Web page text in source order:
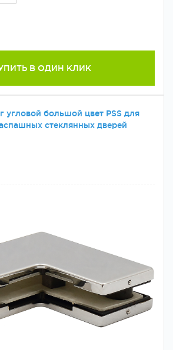
В ОДИН КЛИК
угловой большой цвет PSS для
стеклянных дверей